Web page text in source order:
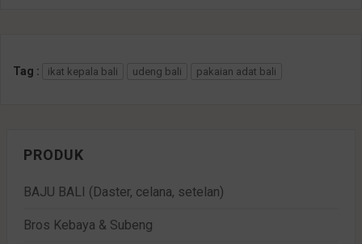
Tag : ikat kepala bali udeng bali pakaian adat bali
PRODUK
BAJU BALI (Daster, celana, setelan)
Bros Kebaya & Subeng